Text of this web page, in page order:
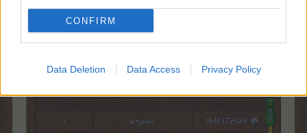
CONFIRM
Data Deletion Data Access Privacy Policy
Ved at man trykker på et navn på listen kan der scrolles
via scrollhjulet på musen som forsøgt vist herunder: